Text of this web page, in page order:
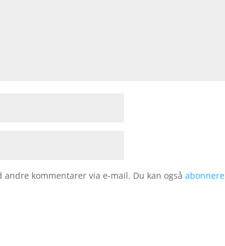
andre kommentarer via e-mail. Du kan ogsåabonnere